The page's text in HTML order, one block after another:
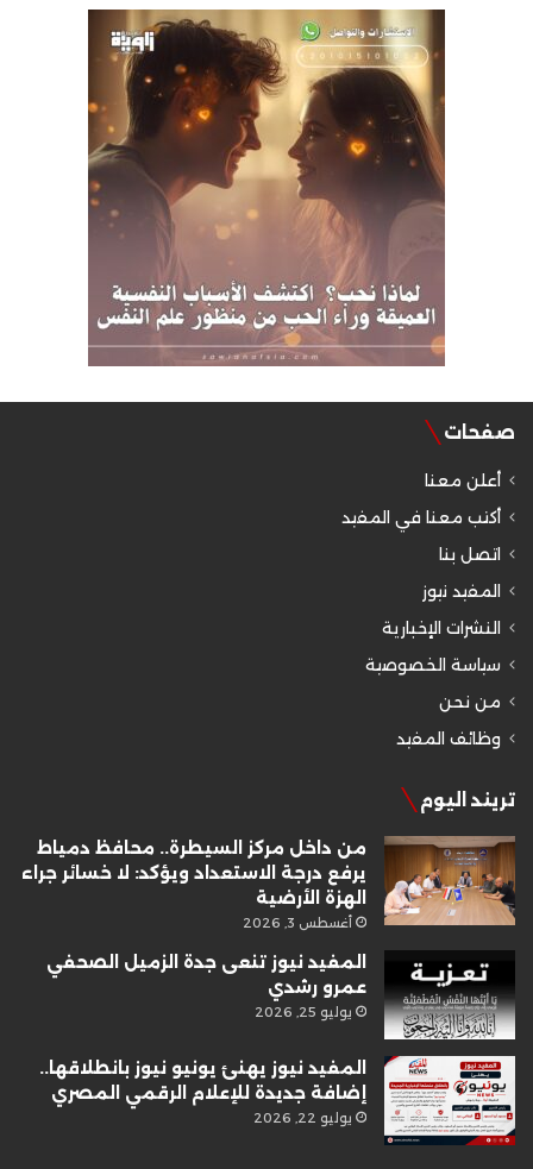
صفحات
أعلن معنا
أكتب معنا في المفيد
اتصل بنا
المفيد نيوز
النشرات الإخبارية
سياسة الخصوصية
من نحن
وظائف المفيد
تريند اليوم
من داخل مركز السيطرة.. محافظ دمياط
يرفع درجة الاستعداد ويؤكد: لا خسائر جراء
الهزة الأرضية
أغسطس 3, 2026
المفيد نيوز تنعى جدة الزميل الصحفي
عمرو رشدي
يوليو 25, 2026
المفيد نيوز يهنئ يونيو نيوز بانطلاقها..
إضافة جديدة للإعلام الرقمي المصري
يوليو 22, 2026